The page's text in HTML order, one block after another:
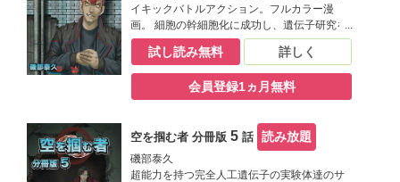
イキックバトルアクション。フルカラー漫
画。 細胞の幹細胞化に成功し、遺伝子研究を
飛躍的に進めた十曜化学製薬。遺伝子の解明
によって知能、運動能力、共感性等、人の能
力を高める事ができ、ついには超能力を持つ
遺伝子まで開発した。十曜化学製薬の研究は
目指すものとなりつつある。 十曜化学製薬に
造られた完全人工遺伝子の実験体で超能力を
持つ青年クロウ。彼はある日、もう一人の自
分の存在を感じようになる。
試し読み無料 詳しく
会員登録1ヵ月無料
空を掴む者 分冊版5話 読み放題
磯部泰久
超能力を持つ完全人工遺伝子の実験体達のサ